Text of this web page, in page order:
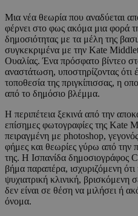
Μια νέα θεωρία που αναδύεται
φέρνει στο φως ακόμα μια φορά
δημοσιότητας με τα μέλη της
συγκεκριμένα με την Kate
Ουαλίας. Ένα πρόσφατο βίντεο
αναστάτωση, υποστηρίζοντας ότι
τοποθεσία της πριγκίπισσας, η
από το δημόσιο βλέμμα.
Η περιπέτεια ξεκινά από την
επίσημες φωτογραφίες της Kate
πειραγμένη με photoshop,
φήμες και θεωρίες γύρω από την
της. Η Ισπανίδα δημοσιογράφος
βήμα παραπέρα, ισχυριζόμενη
ψυχιατρική κλινική,
δεν είναι σε θέση να μιλήσει ή
όνομα.